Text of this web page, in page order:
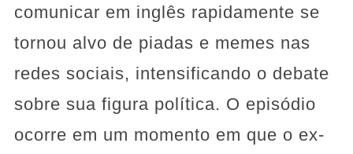
comunicar em inglês rapidamente se
tornou alvo de piadas e memes nas
redes sociais, intensificando o debate
sobre sua figura política. O episódio
ocorre em um momento em que o ex-